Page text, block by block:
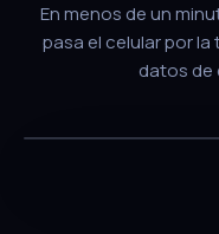
En menos de un
pasa el celular por
datos